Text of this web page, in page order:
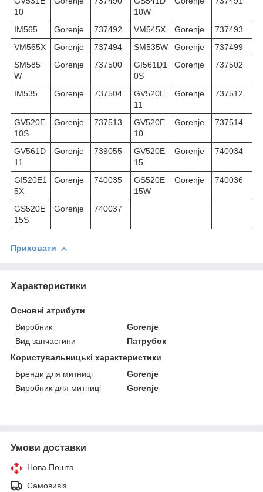
10
10W
IM565 Gorenje 737492 VM545X Gorenje
737493
VM565X
Gorenje 737494 SM535W Gorenje
737499
SM585
W
Gorenje 737500
GI561D1
0S
Gorenje 737502
IM535 Gorenje 737504
GV520E
11
Gorenje 737512
GV520E
10S
Gorenje 737513
GV520E
10
Gorenje 737514
GV561D
11
Gorenje 739055
GV520E
15
Gorenje 740034
GI520E1
5X
Gorenje 740035
GS520E
15W
Gorenje 740036
GS520E
15S
Gorenje 740037
Приховати
Характеристики
Основні атрибути
Виробник
Gorenje
Вид запчастини
Патрубок
Користувальницькі характеристики
Бренди для митниці
Gorenje
Виробник для митниці
Gorenje
Умови доставки
Нова Пошта
Самовивіз